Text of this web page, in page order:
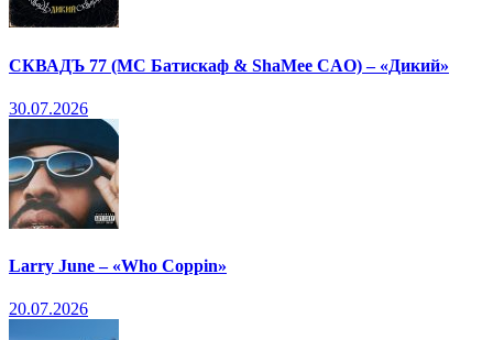
СКВАДЪ 77 (МС Батискаф & ShaMee CAO) – «Дикий»
30.07.2026
Larry June – «Who Coppin»
20.07.2026